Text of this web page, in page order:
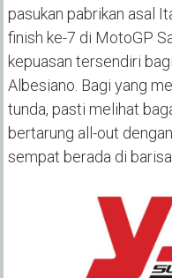
pasukan pabrikan asal
finish ke-7 di MotoGP
kepuasan tersendiri
Albesiano. Bagi yang
tunda, pasti melihat
bertarung all-out
sempat berada di